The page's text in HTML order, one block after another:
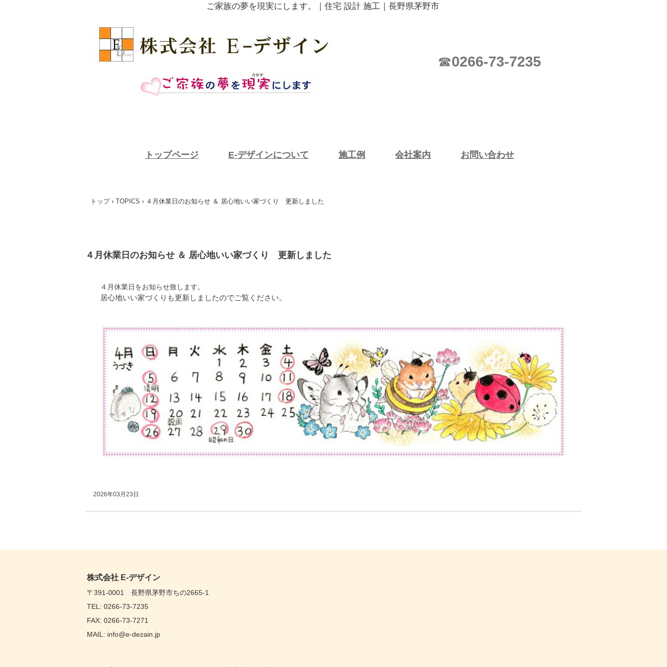
ご家族の夢を現実にします。｜住宅 設計 施工｜長野県茅野市
☎0266-73-7235
トップページ E-デザインについて 施工例 会社案内 お問い合わせ
トップ › TOPICS › ４月休業日のお知らせ ＆ 居心地いい家づくり 更新しました
４月休業日のお知らせ ＆ 居心地いい家づくり 更新しました
４月休業日をお知らせ致します。
居心地いい家づくりも更新しましたのでご覧ください。
2026年03月23日
株式会社 E-デザイン
〒391-0001 長野県茅野市ちの2665-1
TEL: 0266-73-7235
FAX: 0266-73-7271
MAIL: info@e-dezain.jp